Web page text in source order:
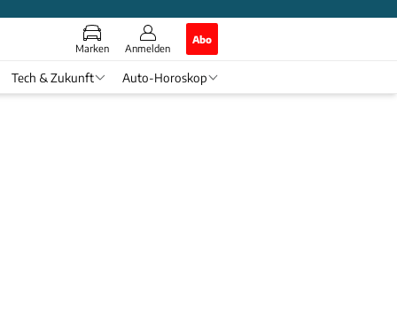
Marken Anmelden
Abo
Tech & Zukunft Auto-Horoskop